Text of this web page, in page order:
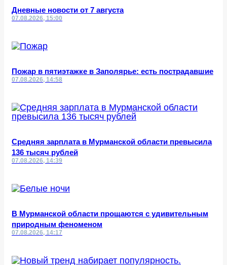
Дневные новости от 7 августа
07.08.2026, 15:00
Пожар в пятиэтажке в Заполярье: есть пострадавшие
07.08.2026, 14:58
Средняя зарплата в Мурманской области превысила
136 тысяч рублей
07.08.2026, 14:39
В Мурманской области прощаются с удивительным
природным феноменом
07.08.2026, 14:17